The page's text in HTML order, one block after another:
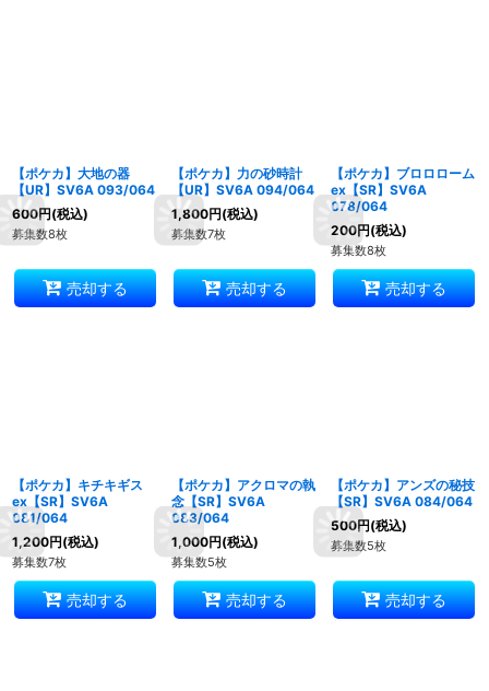
【ポケカ】大地の器
【UR】SV6A 093/064
600円(税込)
募集数8枚
売却する
【ポケカ】力の砂時計
【UR】SV6A 094/064
1,800円(税込)
募集数7枚
売却する
【ポケカ】ブロロローム
ex【SR】SV6A
078/064
200円(税込)
募集数8枚
売却する
【ポケカ】キチキギス
ex【SR】SV6A
081/064
1,200円(税込)
募集数7枚
売却する
【ポケカ】アクロマの執
念【SR】SV6A
083/064
1,000円(税込)
募集数5枚
売却する
【ポケカ】アンズの秘技
【SR】SV6A 084/064
500円(税込)
募集数5枚
売却する